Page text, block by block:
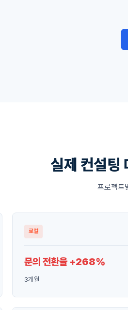
실제 컨설팅
프로젝트
로컬
문의 전환율 +268%
3개월